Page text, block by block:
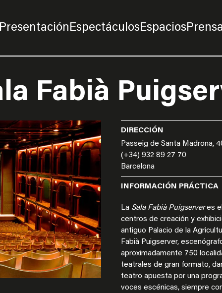
EspectáculosEspaciosPrensa
Fabià
DIRECCIÓN
Passeig de Santa Madrona,
(+34) 932 89 27 70
Barcelona
INFORMACIÓN PRÁCTICA
La Sala Fabià Puigserveres
centros de creación y
antiguo Palacio de la
Fabià Puigserver,
aproximadamente 750
teatrales de gran formato,
teatro apuesta por una
voces escénicas, siempre